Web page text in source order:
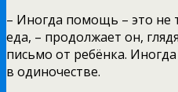
– Иногда помощь – это не
еда, – продолжает он,
письмо от ребёнка.
в одиночестве.